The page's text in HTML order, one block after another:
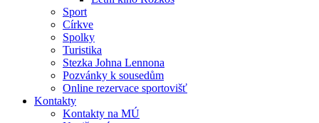
Sport
Církve
Spolky
Turistika
Stezka Johna Lennona
Pozvánky k sousedům
Online rezervace sportovišť
Kontakty
Kontakty na MÚ